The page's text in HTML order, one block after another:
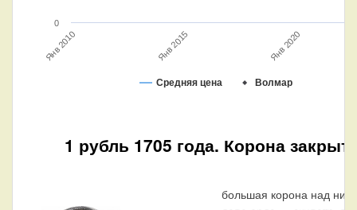
Средняя цена Волмар
Янв 2010 Янв 2020
Янв 2015
0
1 рубль 1705 года. Корона
большая корона над